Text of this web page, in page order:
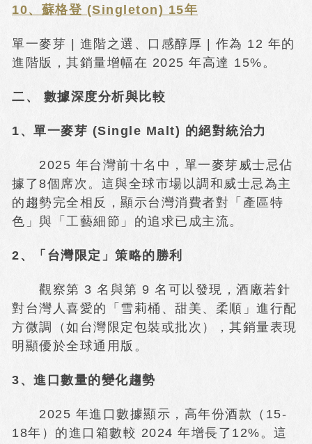
10、蘇格登 (Singleton) 15年
單一麥芽 | 進階之選、口感醇厚 | 作為 12 年的
進階版，其銷量增幅在 2025 年高達 15%。
二、 數據深度分析與比較
1、單一麥芽 (Single Malt) 的絕對統治力
2025 年台灣前十名中，單一麥芽威士忌佔
據了8個席次。這與全球市場以調和威士忌為主
的趨勢完全相反，顯示台灣消費者對「產區特
色」與「工藝細節」的追求已成主流。
2、「台灣限定」策略的勝利
觀察第 3 名與第 9 名可以發現，酒廠若針
對台灣人喜愛的「雪莉桶、甜美、柔順」進行配
方微調（如台灣限定包裝或批次），其銷量表現
明顯優於全球通用版。
3、進口數量的變化趨勢
2025 年進口數據顯示，高年份酒款（15-
18年）的進口箱數較 2024 年增長了12%。這